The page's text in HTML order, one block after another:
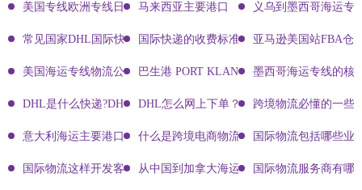
美国专线欧洲专线日本专线区别马来西亚主要港口 义乌到墨西哥海运专
常见国家DHL国际快递客服热线国际快递的收费标准!四大国际快递的尺寸重
亚马逊美国站FBA仓
美国海运专线物流公司有哪些?巴生港 PORT KLANG 墨西哥海运专线的核
DHL是什么快递?DHL国际快递介绍DHL怎么网上下单？DHL快递寄件有哪些方
跨境物流必懂的一些
意大利海运主要港口有哪些什么是跨境电商物流? 国际物流包括哪些业
国际物流这样开发客户会让你成为销冠从中国到加拿大海运要多久能到达？
国际物流服务商有哪